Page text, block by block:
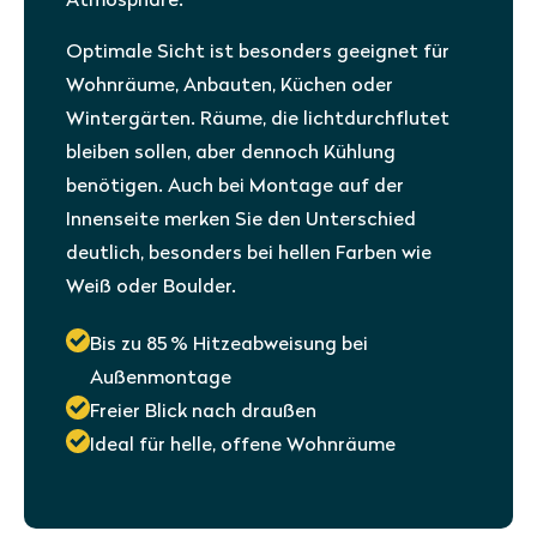
Optimale Sicht ist besonders geeignet für
Wohnräume, Anbauten, Küchen oder
Wintergärten. Räume, die lichtdurchflutet
bleiben sollen, aber dennoch Kühlung
benötigen. Auch bei Montage auf der
Innenseite merken Sie den Unterschied
deutlich, besonders bei hellen Farben wie
Weiß oder Boulder.
Bis zu 85 % Hitzeabweisung bei
Außenmontage
Freier Blick nach draußen
Ideal für helle, offene Wohnräume